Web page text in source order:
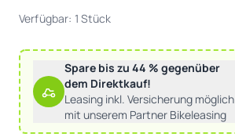
Verfügbar: 1 Stück
Spare bis zu 44 % gegenüber
dem Direktkauf!
Leasing inkl. Versicherung möglich
mit unserem Partner Bikeleasing